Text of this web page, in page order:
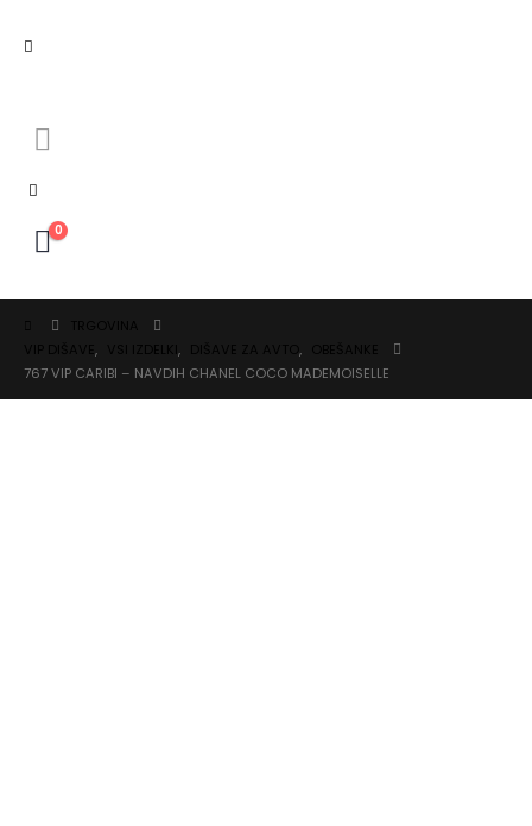
0
, , ,
767 VIP CARIBI – NAVDIH CHANEL COCO MADEMOISELLE